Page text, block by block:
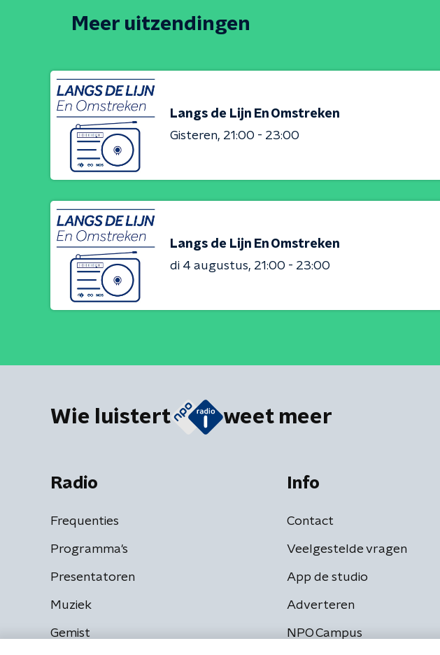
Meer uitzendingen
Langs de Lijn En Omstreken
Gisteren 21:00 - 23:00
Langs de Lijn En Omstreken
di 4 augustus 21:00 - 23:00
Wie luistert weet meer
Radio
Frequenties
Programma's
Presentatoren
Muziek
Gemist
Info
Contact
Veelgestelde vragen
App de studio
Adverteren
NPO Campus